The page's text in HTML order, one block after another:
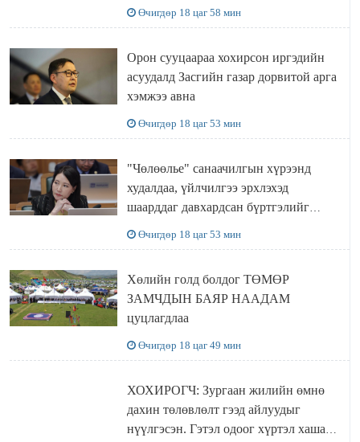
Өчигдөр 18 цаг 58 мин
Орон сууцаараа хохирсон иргэдийн
асуудалд Засгийн газар дорвитой арга
хэмжээ авна
Өчигдөр 18 цаг 53 мин
"Чөлөөлье" санаачилгын хүрээнд
худалдаа, үйлчилгээ эрхлэхэд
шаарддаг давхардсан бүртгэлийг
Өчигдөр 18 цаг 53 мин
Хөлийн голд болдог ТӨМӨР
ЗАМЧДЫН БАЯР НААДАМ
цуцлагдлаа
Өчигдөр 18 цаг 49 мин
ХОХИРОГЧ: Зургаан жилийн өмнө
дахин төлөвлөлт гээд айлуудыг
нүүлгэсэн. Гэтэл одоог хүртэл хашаа